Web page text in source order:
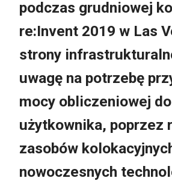
podczas grudniowej
re:Invent 2019 w Las
strony
uwagę na potrzebę
mocy obliczeniowej do
użytkownika, poprzez
zasobów
nowoczesnych